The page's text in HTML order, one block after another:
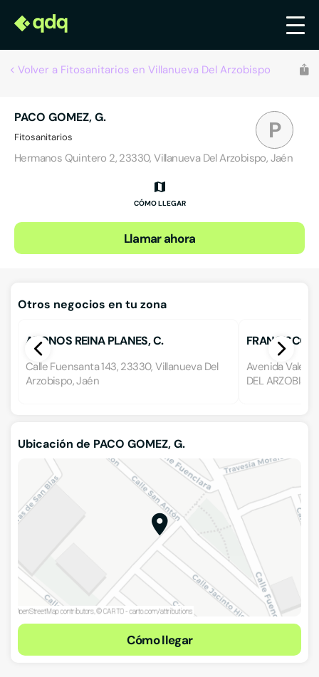
Volver a Fitosanitarios en Villanueva Del Arzobispo
P
PACO GOMEZ, G.
Fitosanitarios
Hermanos Quintero 2, 23330, Villanueva Del Arzobispo, Jaén
CÓMO LLEGAR
Llamar ahora
Otros negocios en tu zona
ABONOS REINA PLANES, C.
Calle Fuensanta 143, 23330, Villanueva Del
Arzobispo, Jaén
FRANCISCO
Avenida
DEL
Ubicación de PACO GOMEZ, G.
Cómo llegar